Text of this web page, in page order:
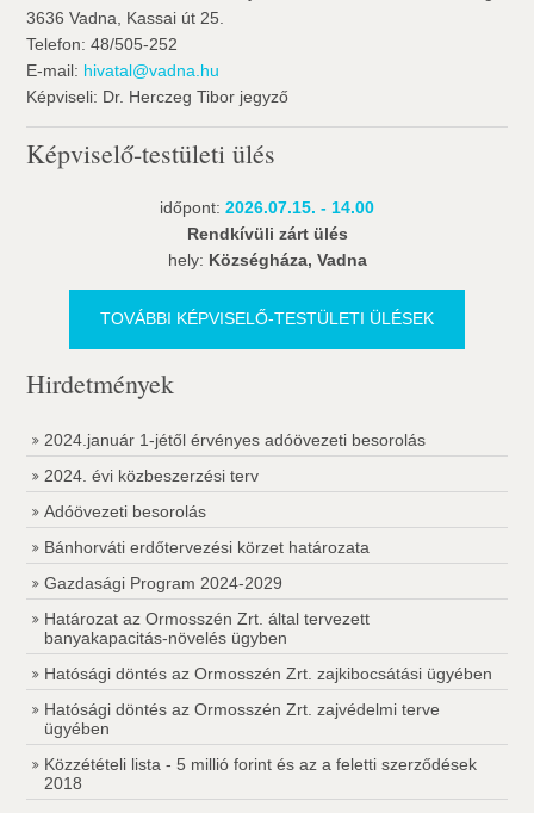
3636 Vadna, Kassai út 25.
Telefon: 48/505-252
E-mail: hivatal@vadna.hu
Képviseli: Dr. Herczeg Tibor jegyző
Képviselő-testületi ülés
időpont: 2026.07.15. - 14.00
Rendkívüli zárt ülés
hely: Községháza, Vadna
TOVÁBBI KÉPVISELŐ-TESTÜLETI ÜLÉSEK
Hirdetmények
2024.január 1-jétől érvényes adóövezeti besorolás
2024. évi közbeszerzési terv
Adóövezeti besorolás
Bánhorváti erdőtervezési körzet határozata
Gazdasági Program 2024-2029
Határozat az Ormosszén Zrt. által tervezett
banyakapacitás-növelés ügyben
Hatósági döntés az Ormosszén Zrt. zajkibocsátási ügyében
Hatósági döntés az Ormosszén Zrt. zajvédelmi terve
ügyében
Közzétételi lista - 5 millió forint és az a feletti szerződések
2018